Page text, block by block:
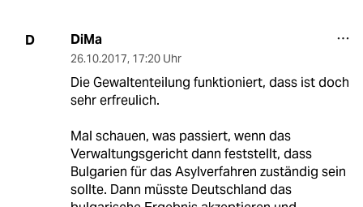
D DiMa
26.10.2017, 17:20 Uhr
Die Gewaltenteilung funktioniert, dass ist doch
sehr erfreulich.
Mal schauen, was passiert, wenn das
Verwaltungsgericht dann feststellt, dass
Bulgarien für das Asylverfahren zuständig sein
sollte. Dann müsste Deutschland das